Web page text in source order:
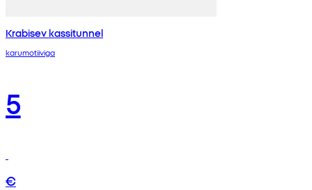
Krabisev kassitunnel
karumotiiviga
5
€